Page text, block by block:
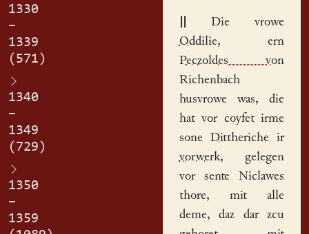
1330
–
1339
(571)
1340
–
1349
(729)
1350
–
1359
Die vrowe
Oddilie, ern
Peczoldes von
Richenbach
husvrowe was, die
hat vor coyfet irme
sone Dittheriche ir
vorwerk, gelegen
vor sente Niclawes
thore, mit alle
deme, daz dar zcu